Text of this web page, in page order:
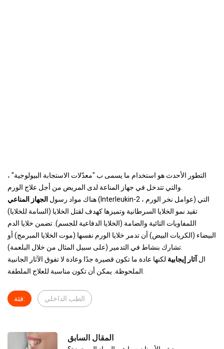
التطور الأحدث هو استخدام ما يسمى ب "معدّلات الاستجابة البيولوجية" ،
هناك مواد رسول الجهاز المناعي
(Interleukin-2 ، عوامل نخر الورم) التي
تقيد نمو الخلايا السرطانية وتميزها كهدف لقتل الخلايا (السامة للخلايا)
اللمفاويات التائية والضامة (الخلايا الدفاعية للجسم). تضمن خلايا الدم
البيضاء (الكريات البيض) أن تدمر خلايا الورم نفسها (موت الخلايا المبرمج) أو
ال آثار إيجابية لكنها عادة ما تكون قصيرة جدًا وعادة لا تفوق الآثار الجانبية
فئة: الطب الداخلي
المقال السابق